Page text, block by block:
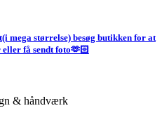
mega størrelse) besøg butikken for at
få sendt foto🫶🏻
& håndværk